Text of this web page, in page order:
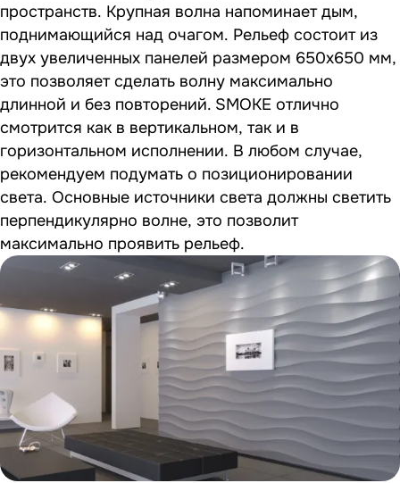
пространств. Крупная волна напоминает дым,
поднимающийся над очагом. Рельеф состоит из
двух увеличенных панелей размером 650х650 мм,
это позволяет сделать волну максимально
длинной и без повторений. SMOKE отлично
смотрится как в вертикальном, так и в
горизонтальном исполнении. В любом случае,
рекомендуем подумать о позиционировании
света. Основные источники света должны светить
перпендикулярно волне, это позволит
максимально проявить рельеф.